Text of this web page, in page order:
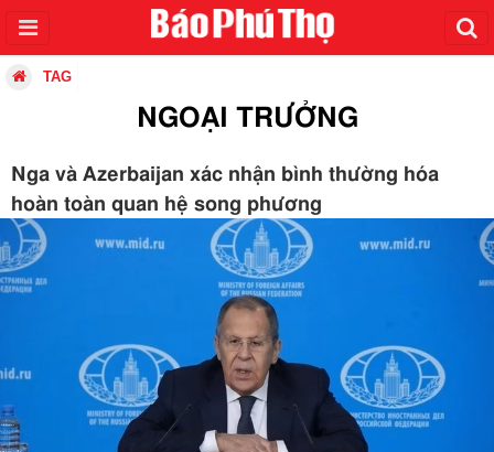
TAG
NGOẠI TRƯỞNG
Nga và Azerbaijan xác nhận bình thường hóa
hoàn toàn quan hệ song phương